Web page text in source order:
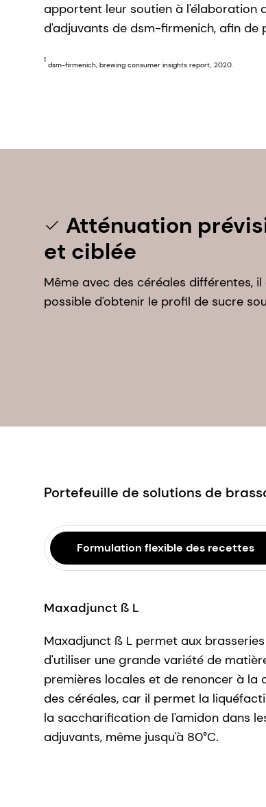
apportent leur soutien à l'élaboration
d'adjuvants de dsm-firmenich, afin
1
dsm-firmenich, brewing consumer insights report, 2020.
Atténuation
et ciblée
Même avec des céréales différentes, il
possible d'obtenir le profil de sucre
Portefeuille de solutions de
Formulation flexible des recettes
Maxadjunct ß L
Maxadjunct ß L permet aux brasseries
d'utiliser une grande variété de
premières locales et de renoncer à la
des céréales, car il permet la
la saccharification de l'amidon dans
adjuvants, même jusqu'à 80°C.